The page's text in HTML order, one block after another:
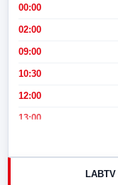
00:00
02:00
09:00
10:30
12:00
13:00
LABTV